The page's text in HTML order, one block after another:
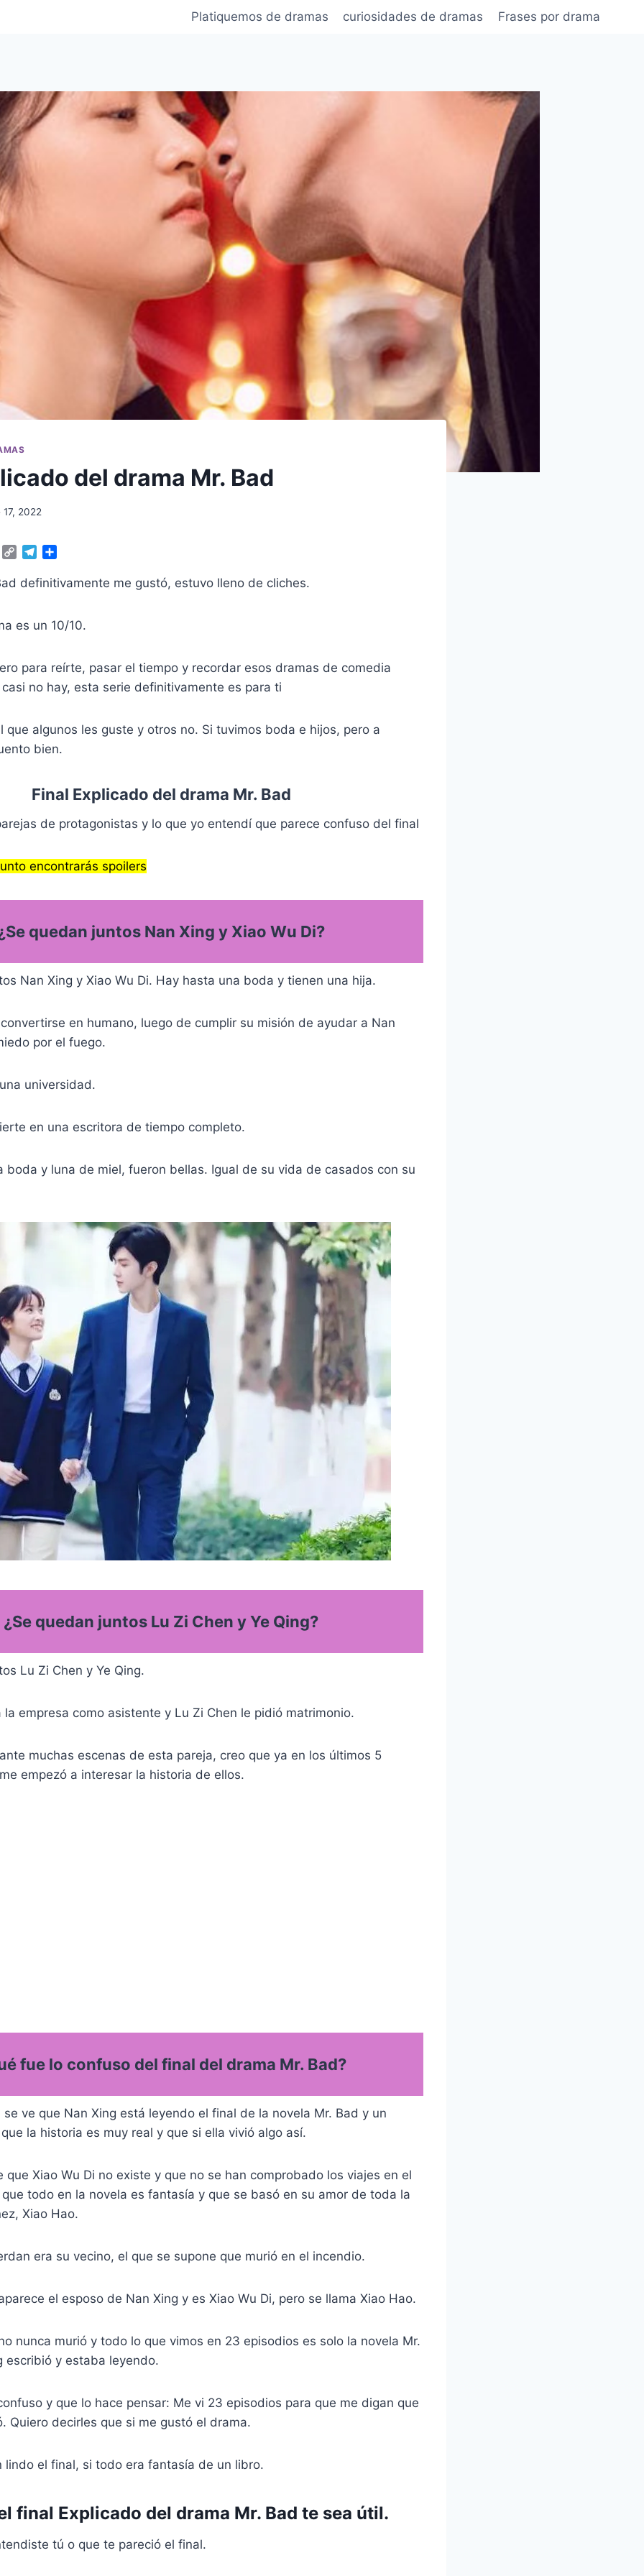
Platiquemos de dramas curiosidades de dramas Frases por drama
del drama Mr. Bad
2022
C
p
i
l
r
m
r
r
definitivamente me gustó, estuvo lleno de cliches.
es un 10/10.
para reírte, pasar el tiempo y recordar esos dramas de comedia
no hay, esta serie definitivamente es para ti
que algunos les guste y otros no. Si tuvimos boda e hijos, pero a
bien.
Final Explicado del drama Mr. Bad
de protagonistas y lo que yo entendí que parece confuso del final
encontrarás spoilers
quedan juntos Nan Xing y Xiao Wu Di?
Nan Xing y Xiao Wu Di. Hay hasta una boda y tienen una hija.
en humano, luego de cumplir su misión de ayudar a Nan
por el fuego.
universidad.
en una escritora de tiempo completo.
boda y luna de miel, fueron bellas. Igual de su vida de casados con su
¿Se quedan juntos Lu Zi Chen y Ye Qing?
Lu Zi Chen y Ye Qing.
la empresa como asistente y Lu Zi Chen le pidió matrimonio.
muchas escenas de esta pareja, creo que ya en los últimos 5
empezó a interesar la historia de ellos.
fue lo confuso del final del drama Mr. Bad?
ve que Nan Xing está leyendo el final de la novela Mr. Bad y un
la historia es muy real y que si ella vivió algo así.
que Xiao Wu Di no existe y que no se han comprobado los viajes en el
todo en la novela es fantasía y que se basó en su amor de toda la
Xiao Hao.
era su vecino, el que se supone que murió en el incendio.
el esposo de Nan Xing y es Xiao Wu Di, pero se llama Xiao Hao.
nunca murió y todo lo que vimos en 23 episodios es solo la novela Mr.
escribió y estaba leyendo.
y que lo hace pensar: Me vi 23 episodios para que me digan que
Quiero decirles que si me gustó el drama.
lindo el final, si todo era fantasía de un libro.
final Explicado del drama Mr. Bad te sea útil.
tú o que te pareció el final.